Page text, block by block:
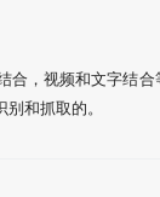
，视频和文字结
识别和抓取的。